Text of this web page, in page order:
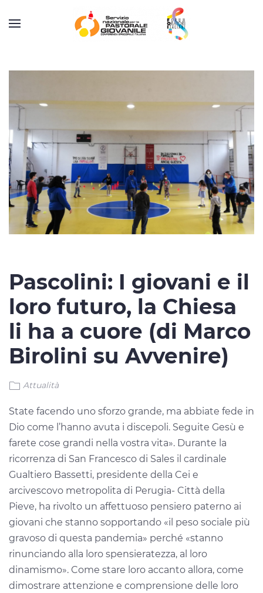
Pascolini: I giovani e il
loro futuro, la Chiesa
li ha a cuore (di Marco
Birolini su Avvenire)
Attualità
State facendo uno sforzo grande, ma abbiate fede in
Dio come l’hanno avuta i discepoli. Seguite Gesù e
farete cose grandi nella vostra vita». Durante la
ricorrenza di San Francesco di Sales il cardinale
Gualtiero Bassetti, presidente della Cei e
arcivescovo metropolita di Perugia- Città della
Pieve, ha rivolto un affettuoso pensiero paterno ai
giovani che stanno sopportando «il peso sociale più
gravoso di questa pandemia» perché «stanno
rinunciando alla loro spensieratezza, al loro
dinamismo». Come stare loro accanto allora, come
dimostrare attenzione e comprensione delle loro